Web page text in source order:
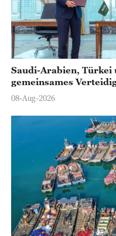
Saudi-Arabien, Türkei
gemeinsames
08-Aug-2026